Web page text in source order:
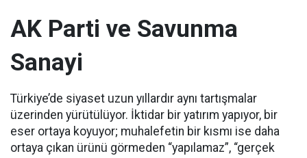
AK Parti ve Savunma
Sanayi
Türkiye’de siyaset uzun yıllardır aynı tartışmalar
üzerinden yürütülüyor. İktidar bir yatırım yapıyor, bir
eser ortaya koyuyor; muhalefetin bir kısmı ise daha
ortaya çıkan ürünü görmeden “yapılamaz”, “gerçek